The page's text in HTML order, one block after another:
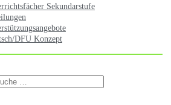
Sekundarstufe
DFU Konzept